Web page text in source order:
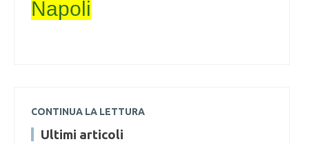
Napoli
CONTINUA LA LETTURA
Ultimi articoli